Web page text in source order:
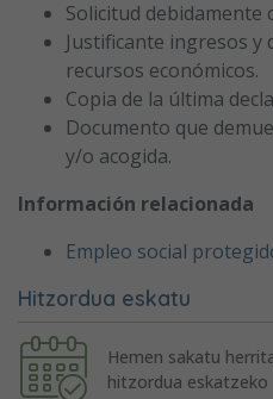
Solicitud debidamente
Justificante ingresos y
recursos económicos.
Copia de la última
Documento que
y/o acogida.
Información relacionada
Empleo social
Hitzordua eskatu
Hemen sakatu
hitzordua eskatzeko